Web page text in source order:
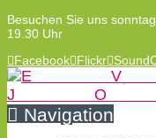
Besuchen Sie uns
19.30 Uhr
Facebook Flickr
Navigation